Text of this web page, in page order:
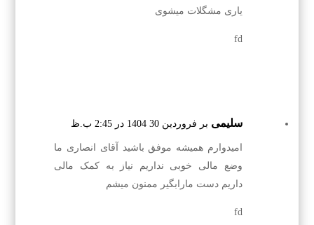
یاری مشگلات میشوی
fd
سلیمی بر فروردین 30 1404 در 2:45 ب.ظ
امیدوارم همیشه موفق باشید آقای انصاری ما
وضع مالی خوبی نداریم نیاز به کمک مالی
داریم دست مارابگیر ممنون میشم
fd